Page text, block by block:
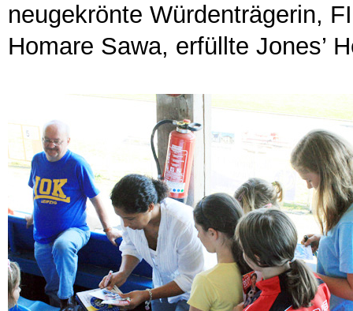
neugekrönte Würdenträgerin,
Homare Sawa, erfüllte Jones’